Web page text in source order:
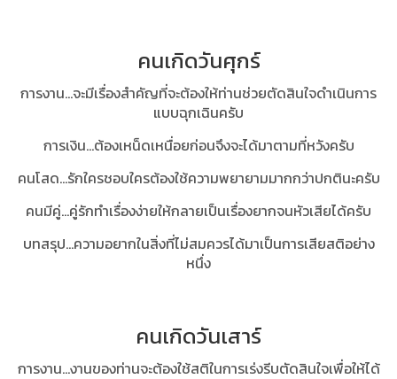
คนเกิดวันศุกร์
การงาน...จะมีเรื่องสำคัญที่จะต้องให้ท่านช่วยตัดสินใจดำเนินการ
แบบฉุกเฉินครับ
การเงิน...ต้องเหน็ดเหนื่อยก่อนจึงจะได้มาตามที่หวังครับ
คนโสด...รักใครชอบใครต้องใช้ความพยายามมากกว่าปกตินะครับ
คนมีคู่...คู่รักทำเรื่องง่ายให้กลายเป็นเรื่องยากจนหัวเสียได้ครับ
บทสรุป...ความอยากในสิ่งที่ไม่สมควรได้มาเป็นการเสียสติอย่าง
หนึ่ง
คนเกิดวันเสาร์
การงาน...งานของท่านจะต้องใช้สติในการเร่งรีบตัดสินใจเพื่อให้ได้